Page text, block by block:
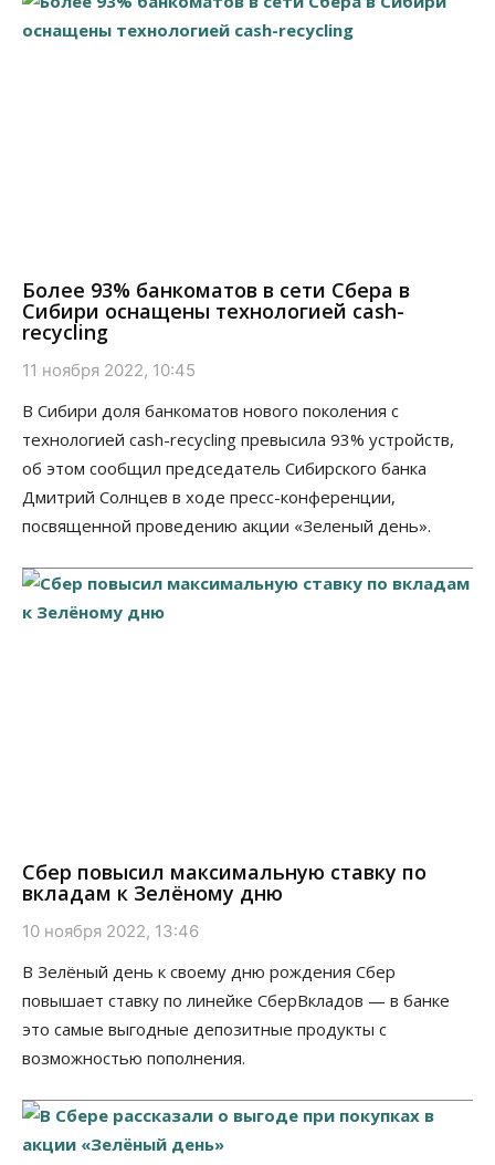
Более 93% банкоматов в сети Сбера в
Сибири оснащены технологией cash-
recycling
11 ноября 2022, 10:45
В Сибири доля банкоматов нового поколения с
технологией cash-recycling превысила 93% устройств,
об этом сообщил председатель Сибирского банка
Дмитрий Солнцев в ходе пресс-конференции,
посвященной проведению акции «Зеленый день».
Сбер повысил максимальную ставку по
вкладам к Зелёному дню
10 ноября 2022, 13:46
В Зелёный день к своему дню рождения Сбер
повышает ставку по линейке СберВкладов — в банке
это самые выгодные депозитные продукты с
возможностью пополнения.